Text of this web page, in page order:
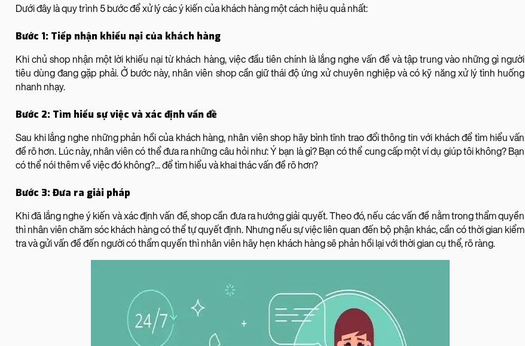
Dưới đây là quy trình 5 bước để xử lý các ý kiến của khách hàng một cách hiệu quả nhất:
Bước 1: Tiếp nhận khiếu nại của khách hàng
Khi chủ shop nhận một lời khiếu nại từ khách hàng, việc đầu tiên chính là lắng nghe vấn đề và tập trung vào những gì người
tiêu dùng đang gặp phải. Ở bước này, nhân viên shop cần giữ thái độ ứng xử chuyên nghiệp và có kỹ năng xử lý tình huống
nhanh nhạy.
Bước 2: Tìm hiểu sự việc và xác định vấn đề
Sau khi lắng nghe những phản hồi của khách hàng, nhân viên shop hãy bình tĩnh trao đổi thông tin với khách để tìm hiểu vấn
đề rõ hơn. Lúc này, nhân viên có thể đưa ra những câu hỏi như: Ý bạn là gì? Bạn có thể cung cấp một ví dụ giúp tôi không? Bạn
có thể nói thêm về việc đó không?... để tìm hiểu và khai thác vấn đề rõ hơn?
Bước 3: Đưa ra giải pháp
Khi đã lắng nghe ý kiến và xác định vấn đề, shop cần đưa ra hướng giải quyết. Theo đó, nếu các vấn đề nằm trong thẩm quyền
thì nhân viên chăm sóc khách hàng có thể tự quyết định. Nhưng nếu sự việc liên quan đến bộ phận khác, cần có thời gian kiểm
tra và gửi vấn đề đến người có thẩm quyến thì nhân viên hãy hẹn khách hàng sẽ phản hồi lại với thời gian cụ thể, rõ ràng.